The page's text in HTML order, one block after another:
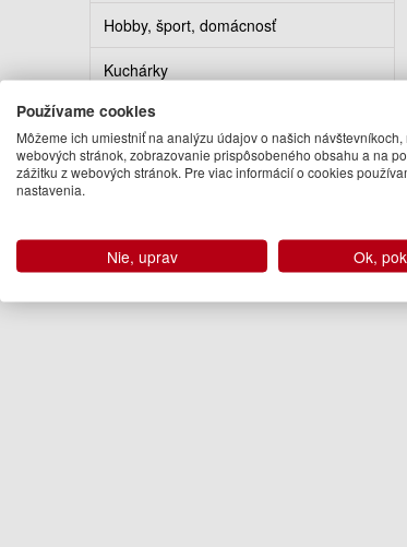
Hobby, šport, domácnosť
Kuchárky
Erotika
Kalendáre, diáre, pohľadnice
Používame cookies
Môžeme ich umiestniť na analýzu údajov o našich
webových stránok, zobrazovanie prispôsobeného obsahu a na
zážitku z webových stránok. Pre viac informácií o cookies
nastavenia.
Nie, uprav Ok,